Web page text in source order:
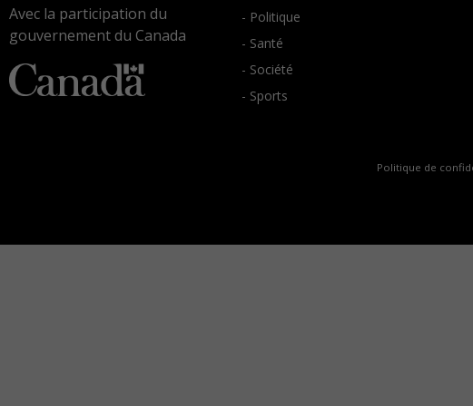
Avec la participation du
gouvernement du Canada
- Politique
- Santé
- Société
- Sports
Politique de